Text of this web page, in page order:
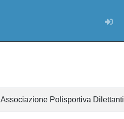
Associazione Polisportiva